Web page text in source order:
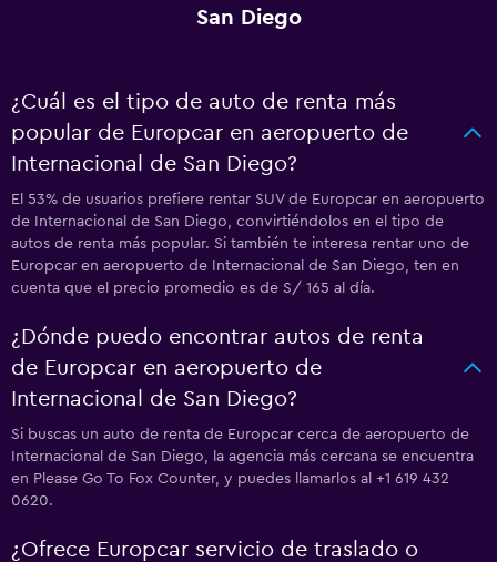
San Diego
¿Cuál es el tipo de auto de renta más
popular de Europcar en aeropuerto de
Internacional de San Diego?
El 53% de usuarios prefiere rentar SUV de Europcar en aeropuerto
de Internacional de San Diego, convirtiéndolos en el tipo de
autos de renta más popular. Si también te interesa rentar uno de
Europcar en aeropuerto de Internacional de San Diego, ten en
cuenta que el precio promedio es de S/ 165 al día.
¿Dónde puedo encontrar autos de renta
de Europcar en aeropuerto de
Internacional de San Diego?
Si buscas un auto de renta de Europcar cerca de aeropuerto de
Internacional de San Diego, la agencia más cercana se encuentra
en Please Go To Fox Counter, y puedes llamarlos al +1 619 432
0620.
¿Ofrece Europcar servicio de traslado o